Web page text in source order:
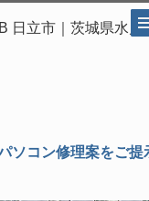
日立市｜茨城県水戸
ソコン修理案をご提